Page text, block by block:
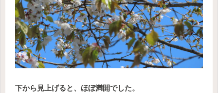
下から見上げると、ほぼ満開でした。